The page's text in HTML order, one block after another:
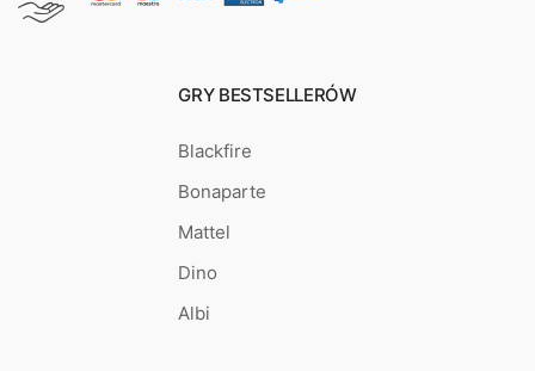
GRY BESTSELLERÓW
Blackfire
Bonaparte
Mattel
Dino
Albi